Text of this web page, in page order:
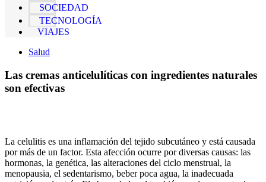
SOCIEDAD
TECNOLOGÍA
VIAJES
Salud
Las cremas anticelulíticas con ingredientes naturales
son efectivas
La celulitis es una inflamación del tejido subcutáneo y está causada
por más de un factor. Esta afección ocurre por diversas causas: las
hormonas, la genética, las alteraciones del ciclo menstrual, la
menopausia, el sedentarismo, beber poca agua, la inadecuada